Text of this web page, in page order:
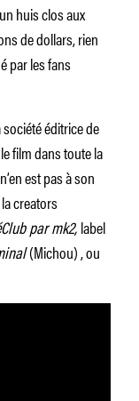
huis clos aux
de dollars, rien
par les fans
éditrice de
film dans toute la
est pas à son
creators
par mk2,label
(Michou) , ou